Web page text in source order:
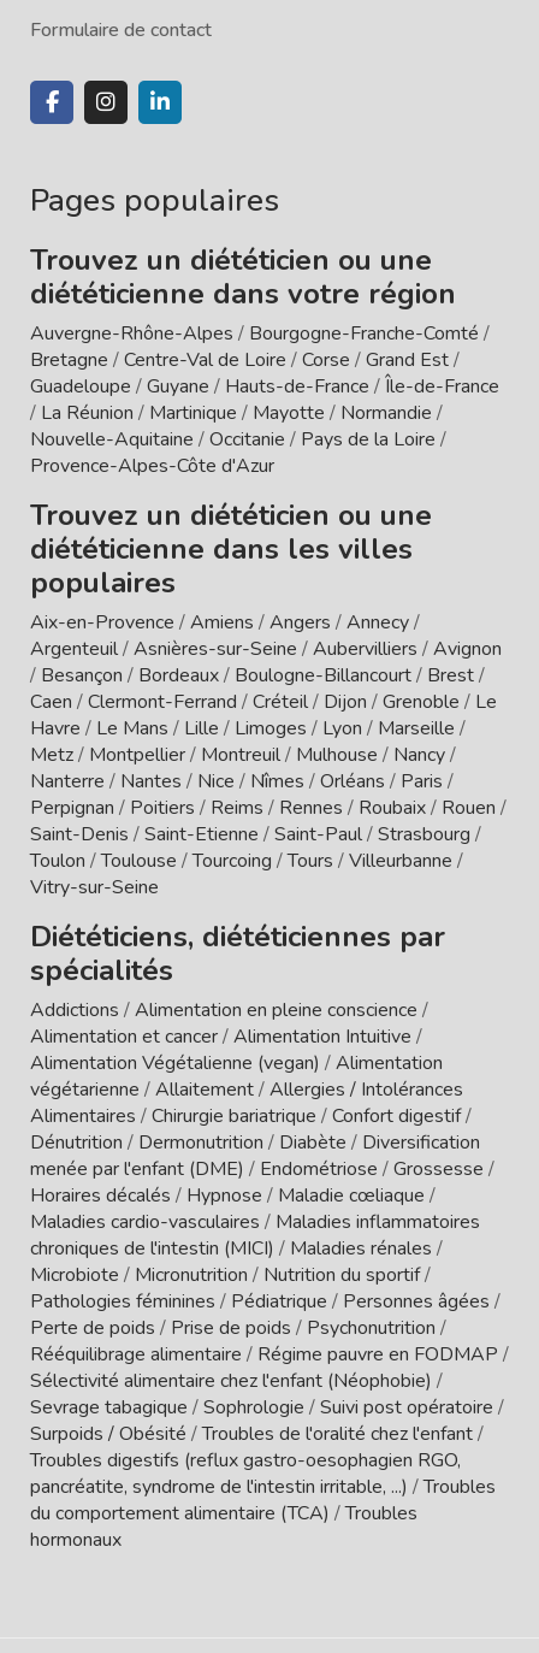
Formulaire de contact
Pages populaires
Trouvez un diététicien ou une
diététicienne dans votre région
Auvergne-Rhône-Alpes / Bourgogne-Franche-Comté /
Bretagne /Centre-Val de Loire /Corse /Grand Est/
Guadeloupe /Guyane / Hauts-de-France /Île-de-France
/ La Réunion / Martinique / Mayotte / Normandie /
Nouvelle-Aquitaine /Occitanie / Pays de la Loire /
Provence-Alpes-Côte d'Azur
Trouvez un diététicien ou une
diététicienne dans les villes
populaires
Aix-en-Provence /Amiens /Angers /Annecy/
Argenteuil/Asnières-sur-Seine /Aubervilliers /Avignon
/ Besançon / Bordeaux/ Boulogne-Billancourt/ Brest/
Caen /Clermont-Ferrand /Créteil/ Dijon /Grenoble / Le
Havre / Le Mans / Lille / Limoges / Lyon / Marseille /
Metz/ Montpellier/ Montreuil/ Mulhouse / Nancy/
Nanterre / Nantes / Nice / Nîmes /Orléans / Paris /
Perpignan / Poitiers / Reims / Rennes / Roubaix/ Rouen /
Saint-Denis /Saint-Etienne /Saint-Paul/Strasbourg /
Toulon /Toulouse /Tourcoing /Tours /Villeurbanne /
Vitry-sur-Seine
Diététiciens, diététiciennes par
spécialités
Addictions /Alimentation en pleine conscience /
Alimentation et cancer/Alimentation Intuitive /
Alimentation Végétalienne (vegan) /Alimentation
végétarienne /Allaitement/Allergies / Intolérances
Alimentaires /Chirurgie bariatrique /Confort digestif/
Dénutrition / Dermonutrition / Diabète / Diversification
menée par l'enfant (DME) / Endométriose /Grossesse /
Horaires décalés / Hypnose / Maladie cœliaque /
Maladies cardio-vasculaires / Maladies inflammatoires
chroniques de l'intestin (MICI) / Maladies rénales /
Microbiote / Micronutrition / Nutrition du sportif/
Pathologies féminines / Pédiatrique / Personnes âgées /
Perte de poids / Prise de poids / Psychonutrition /
Rééquilibrage alimentaire / Régime pauvre en FODMAP /
Sélectivité alimentaire chez l'enfant (Néophobie) /
Sevrage tabagique /Sophrologie /Suivi post opératoire /
Surpoids / Obésité /Troubles de l'oralité chez l'enfant/
Troubles digestifs (reflux gastro-oesophagien RGO,
pancréatite, syndrome de l'intestin irritable, ...) /Troubles
du comportement alimentaire (TCA) /Troubles
hormonaux